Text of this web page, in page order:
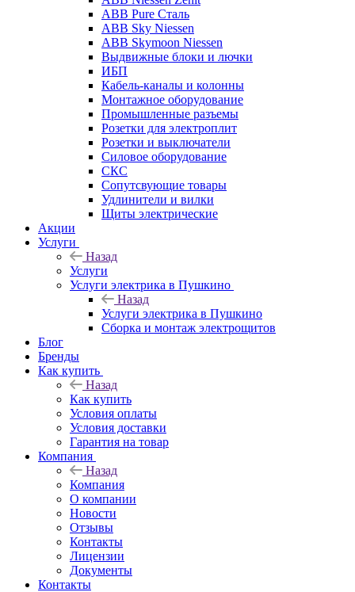
ABB Pure Сталь
ABB Sky Niessen
ABB Skymoon Niessen
Выдвижные блоки и лючки
ИБП
Кабель-каналы и колонны
Монтажное оборудование
Промышленные разъемы
Розетки для электроплит
Розетки и выключатели
Силовое оборудование
СКС
Сопутсвующие товары
Удлинители и вилки
Щиты электрические
Акции
Услуги
Назад
Услуги
Услуги электрика в Пушкино
Назад
Услуги электрика в Пушкино
Сборка и монтаж электрощитов
Блог
Бренды
Как купить
Назад
Как купить
Условия оплаты
Условия доставки
Гарантия на товар
Компания
Назад
Компания
О компании
Новости
Отзывы
Контакты
Лицензии
Документы
Контакты